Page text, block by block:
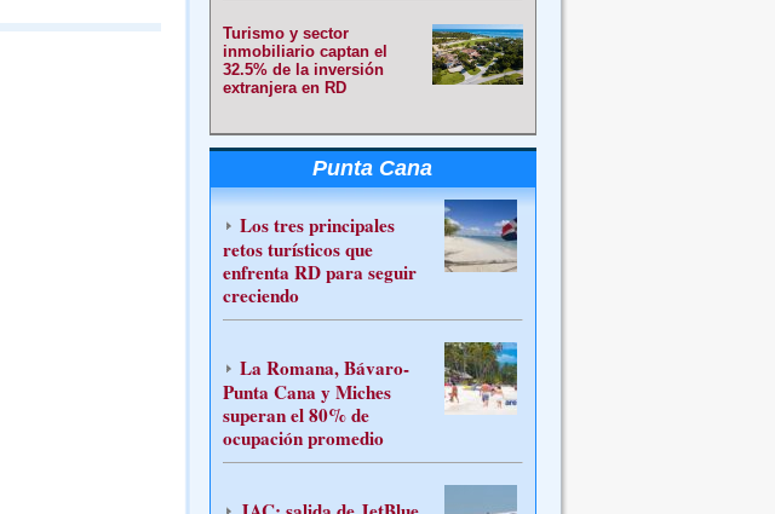
Turismo y sector
inmobiliario captan el
32.5% de la inversión
extranjera en RD
Punta Cana
Los tres principales
retos turísticos que
enfrenta RD para seguir
creciendo
La Romana, Bávaro-
Punta Cana y Miches
superan el 80% de
ocupación promedio